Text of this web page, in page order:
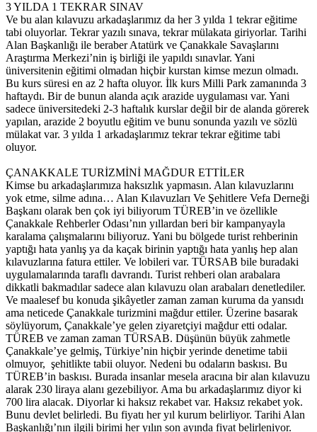
3 YILDA 1 TEKRAR SINAV
Ve bu alan kılavuzu arkadaşlarımız da her 3 yılda 1 tekrar eğitime
tabi oluyorlar. Tekrar yazılı sınava, tekrar mülakata giriyorlar. Tarihi
Alan Başkanlığı ile beraber Atatürk ve Çanakkale Savaşlarını
Araştırma Merkezi’nin iş birliği ile yapıldı sınavlar. Yani
üniversitenin eğitimi olmadan hiçbir kurstan kimse mezun olmadı.
Bu kurs süresi en az 2 hafta oluyor. İlk kurs Milli Park zamanında 3
haftaydı. Bir de bunun alanda açık arazide uygulaması var. Yani
sadece üniversitedeki 2-3 haftalık kurslar değil bir de alanda görerek
yapılan, arazide 2 boyutlu eğitim ve bunu sonunda yazılı ve sözlü
mülakat var. 3 yılda 1 arkadaşlarımız tekrar tekrar eğitime tabi
oluyor.
ÇANAKKALE TURİZMİNİ MAĞDUR ETTİLER
Kimse bu arkadaşlarımıza haksızlık yapmasın. Alan kılavuzlarını
yok etme, silme adına… Alan Kılavuzları Ve Şehitlere Vefa Derneği
Başkanı olarak ben çok iyi biliyorum TÜREB’in ve özellikle
Çanakkale Rehberler Odası’nın yıllardan beri bir kampanyayla
karalama çalışmalarını biliyoruz. Yani bu bölgede turist rehberinin
yaptığı hata yanlış ya da kaçak birinin yaptığı hata yanlış hep alan
kılavuzlarına fatura ettiler. Ve lobileri var. TÜRSAB bile buradaki
uygulamalarında taraflı davrandı. Turist rehberi olan arabalara
dikkatli bakmadılar sadece alan kılavuzu olan arabaları denetlediler.
Ve maalesef bu konuda şikâyetler zaman zaman kuruma da yansıdı
ama neticede Çanakkale turizmini mağdur ettiler. Üzerine basarak
söylüyorum, Çanakkale’ye gelen ziyaretçiyi mağdur etti odalar.
TÜREB ve zaman zaman TÜRSAB. Düşünün büyük zahmetle
Çanakkale’ye gelmiş, Türkiye’nin hiçbir yerinde denetime tabii
olmuyor, şehitlikte tabii oluyor. Nedeni bu odaların baskısı. Bu
TÜREB’in baskısı. Burada insanlar mesela aracına bir alan kılavuzu
alarak 230 liraya alanı gezebiliyor. Ama bu arkadaşlarımız diyor ki
700 lira alacak. Diyorlar ki haksız rekabet var. Haksız rekabet yok.
Bunu devlet belirledi. Bu fiyatı her yıl kurum belirliyor. Tarihi Alan
Başkanlığı’nın ilgili birimi her yılın son ayında fiyat belirleniyor.